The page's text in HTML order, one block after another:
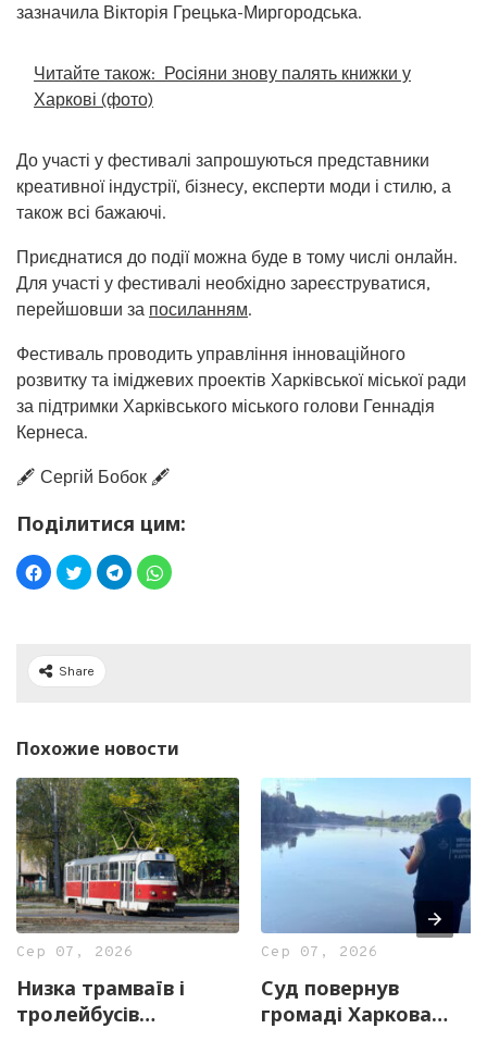
зазначила Вікторія Грецька-Миргородська.
Читайте також: Росіяни знову палять книжки у
Харкові (фото)
До участі у фестивалі запрошуються представники
креативної індустрії, бізнесу, експерти моди і стилю, а
також всі бажаючі.
Приєднатися до події можна буде в тому числі онлайн.
Для участі у фестивалі необхідно зареєструватися,
перейшовши за посиланням.
Фестиваль проводить управління інноваційного
розвитку та іміджевих проектів Харківської міської ради
за підтримки Харківського міського голови Геннадія
Кернеса.
🖋️ Сергій Бобок 🖋️
Поділитися цим:
Share
Похожие новости
Сер 07, 2026
Низка трамваїв і
тролейбусів
Сер 07, 2026
Суд повернув
громаді Харкова